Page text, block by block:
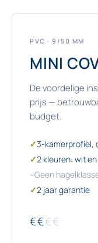
PVC · 9/50 MM
MINI
De voordelige
prijs —
budget.
✓3-kamerprofiel,
✓2 kleuren: wit
–Geen
✓2 jaar garantie
€€€€